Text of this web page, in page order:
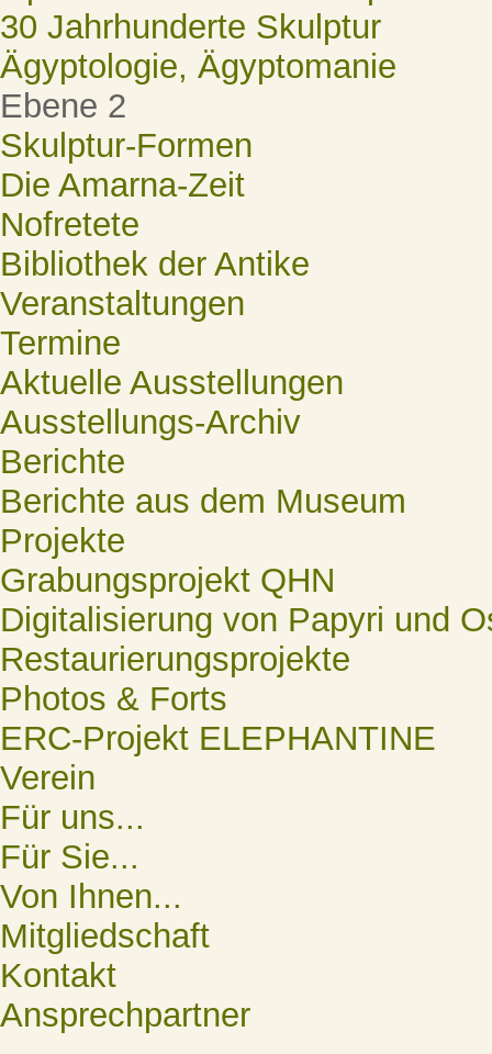
30 Jahrhunderte Skulptur
Ägyptologie, Ägyptomanie
Ebene 2
Skulptur-Formen
Die Amarna-Zeit
Nofretete
Bibliothek der Antike
Veranstaltungen
Termine
Aktuelle Ausstellungen
Ausstellungs-Archiv
Berichte
Berichte aus dem Museum
Projekte
Grabungsprojekt QHN
Digitalisierung von Papyri und
Restaurierungsprojekte
Photos & Forts
ERC-Projekt ELEPHANTINE
Verein
Für uns...
Für Sie...
Von Ihnen...
Mitgliedschaft
Kontakt
Ansprechpartner